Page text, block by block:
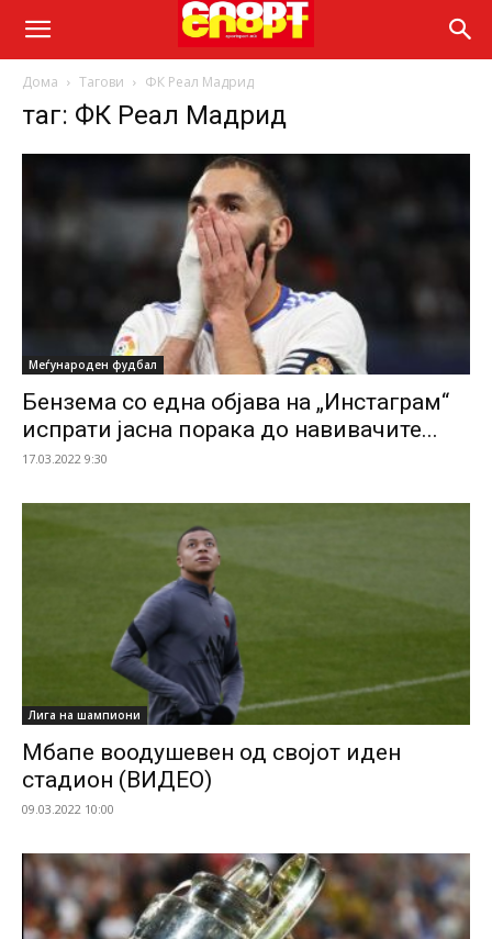
Дома Тагови ФК Реал Мадрид
таг: ФК Реал Мадрид
Меѓународен фудбал
Бензема со една објава на „Инстаграм“
испрати јасна порака до навивачите...
17.03.2022 9:30
Лига на шампиони
Мбапе воодушевен од својот иден
стадион (ВИДЕО)
09.03.2022 10:00